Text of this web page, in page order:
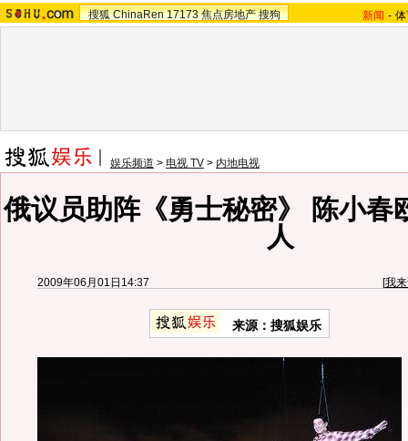
搜狐 ChinaRen 17173 焦点房地产 搜狗 新闻 -
娱乐频道 > 电视 TV > 内地电视
俄议员助阵《勇士秘密》 陈小春
人
2009年06月01日14:37 [我
来源： 搜狐娱乐